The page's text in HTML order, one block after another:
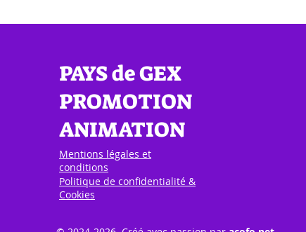
PAYS de GEX
PROMOTION
ANIMATION
Mentions légales et
conditions
Politique de confidentialité &
Cookies